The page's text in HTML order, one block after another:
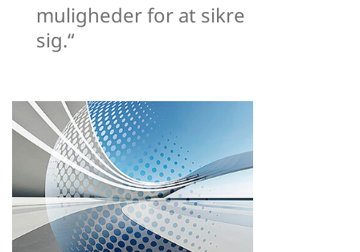
muligheder for at sikre
sig.“